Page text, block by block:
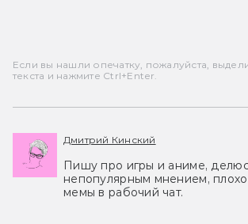
Если вы нашли опечатку, пожалуйста,
текста и нажмите Ctrl+Enter.
Дмитрий Кинский
Пишу про игры и аниме,
непопулярным мнением,
мемы в рабочий чат.